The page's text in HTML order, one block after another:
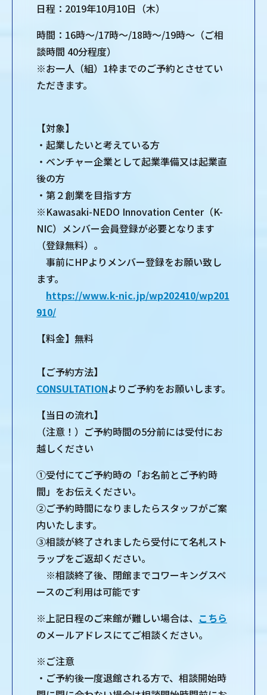
日程：2019年10月10日（木）
時間：16時～/17時～/18時～/19時～（ご相
談時間 40分程度）
※お一人（組）1枠までのご予約とさせてい
ただきます。
【対象】
・起業したいと考えている方
・ベンチャー企業として起業準備又は起業直
後の方
・第２創業を目指す方
※Kawasaki-NEDO Innovation Center（K-
NIC）メンバー会員登録が必要となります
（登録無料）。
事前にHPよりメンバー登録をお願い致し
ます。
https://www.k-nic.jp/wp202410/wp201
910/
【料金】無料
【ご予約方法】
CONSULTATIONよりご予約をお願いします。
【当日の流れ】
（注意！）ご予約時間の5分前には受付にお
越しください
①受付にてご予約時の「お名前とご予約時
間」をお伝えください。
②ご予約時間になりましたらスタッフがご案
内いたします。
③相談が終了されましたら受付にて名札スト
ラップをご返却ください。
※相談終了後、閉館までコワーキングスペ
ースのご利用は可能です
※上記日程のご来館が難しい場合は、 こちら
のメールアドレスにてご相談ください。
※ご注意
・ご予約後一度退館される方で、相談開始時